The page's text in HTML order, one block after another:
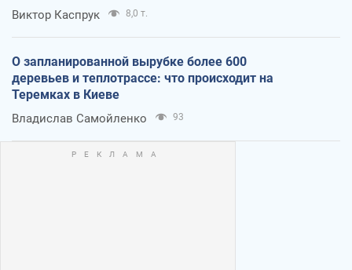
Виктор Каспрук 8,0 т.
О запланированной вырубке более 600
деревьев и теплотрассе: что происходит на
Теремках в Киеве
Владислав Самойленко 93